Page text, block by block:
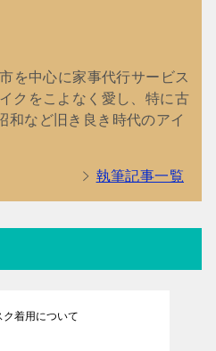
を中心に家事代行サービス
クをこよなく愛し、特に古
和など旧き良き時代のアイ
執筆記事一覧
着用について